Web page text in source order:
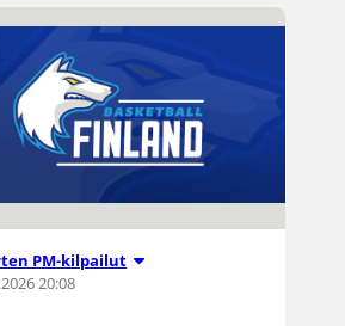
PM-kilpailut
20:08